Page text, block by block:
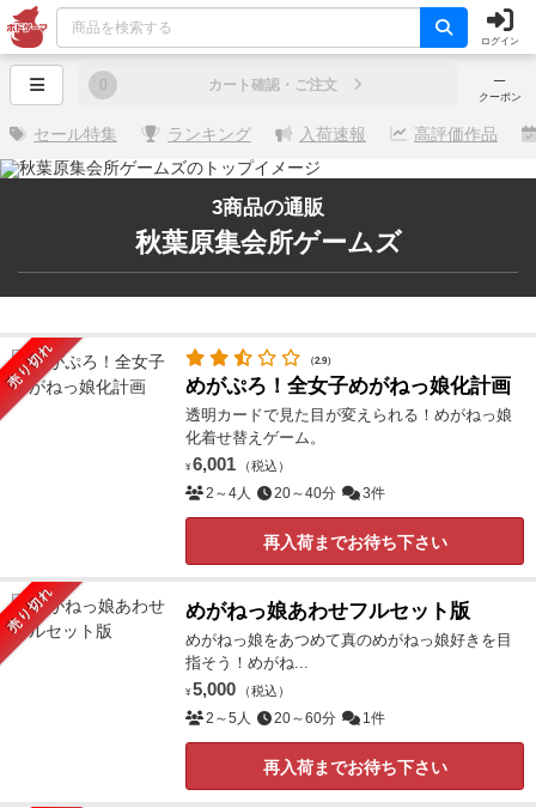
ログイン
─
クーポン
0 カート確認・ご注文
セール特集 ランキング 入荷速報 高評価作品
3商品の通販
秋葉原集会所ゲームズ
売り切れ （2.9）
めがぷろ！全女子めがねっ娘化計画
透明カードで見た目が変えられる！めがねっ娘
化着せ替えゲーム。
¥ 6,001 （税込）
2～4人 20～40分 3件
再入荷までお待ち下さい
売り切れ めがねっ娘あわせフルセット版
めがねっ娘をあつめて真のめがねっ娘好きを目
指そう！めがね...
¥ 5,000 （税込）
2～5人 20～60分 1件
再入荷までお待ち下さい